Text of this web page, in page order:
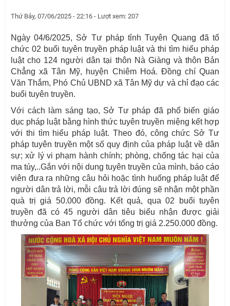
Thứ Bảy, 07/06/2025 - 22:16 - Lượt xem: 207
Ngày 04/6/2025, Sở Tư pháp tỉnh Tuyên Quang đã tổ
chức 02 buổi tuyên truyền pháp luật và thi tìm hiểu pháp
luật cho 124 người dân tại thôn Nà Giàng và thôn Bản
Chẳng xã Tân Mỹ, huyện Chiêm Hoá. Đồng chí Quan
Văn Thắm, Phó Chủ UBND xã Tân Mỹ dự và chỉ đạo các
buổi tuyên truyền.
Với cách làm sáng tạo, Sở Tư pháp đã phổ biến giáo
dục pháp luật bằng hình thức tuyên truyền miệng kết hợp
với thi tìm hiểu pháp luật. Theo đó, công chức Sở Tư
pháp tuyên truyền một số quy định của pháp luật về dân
sự; xử lý vi phạm hành chính; phòng, chống tác hại của
ma túy,..Gắn với nội dung tuyên truyền của mình, báo cáo
viên đưa ra những câu hỏi hoặc tình huống pháp luật để
người dân trả lời, mỗi câu trả lời đúng sẽ nhận một phần
quà trị giá 50.000 đồng. Kết quả, qua 02 buổi tuyên
truyền đã có 45 người dân tiêu biểu nhận được giải
thưởng của Ban Tổ chức với tổng trị giá 2.250.000 đồng.